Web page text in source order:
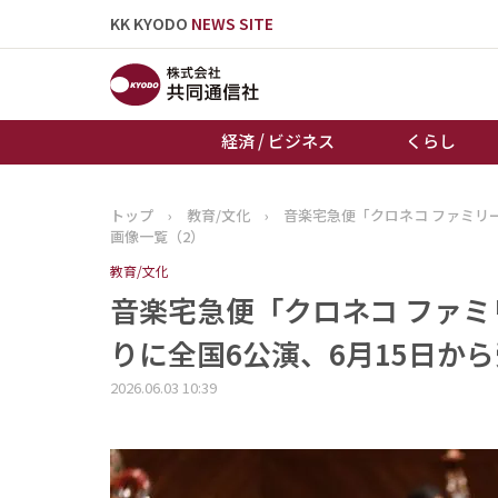
KK KYODO NEWS SITE
経済 / ビジネス くらし
トップページ
トップ › 教育/文化 ›
音楽宅急便「クロネコ ファミ
画像一覧（2）
教育/文化
音楽宅急便「クロネコ ファ
りに全国6公演、6月15日か
2026.06.03 10:39